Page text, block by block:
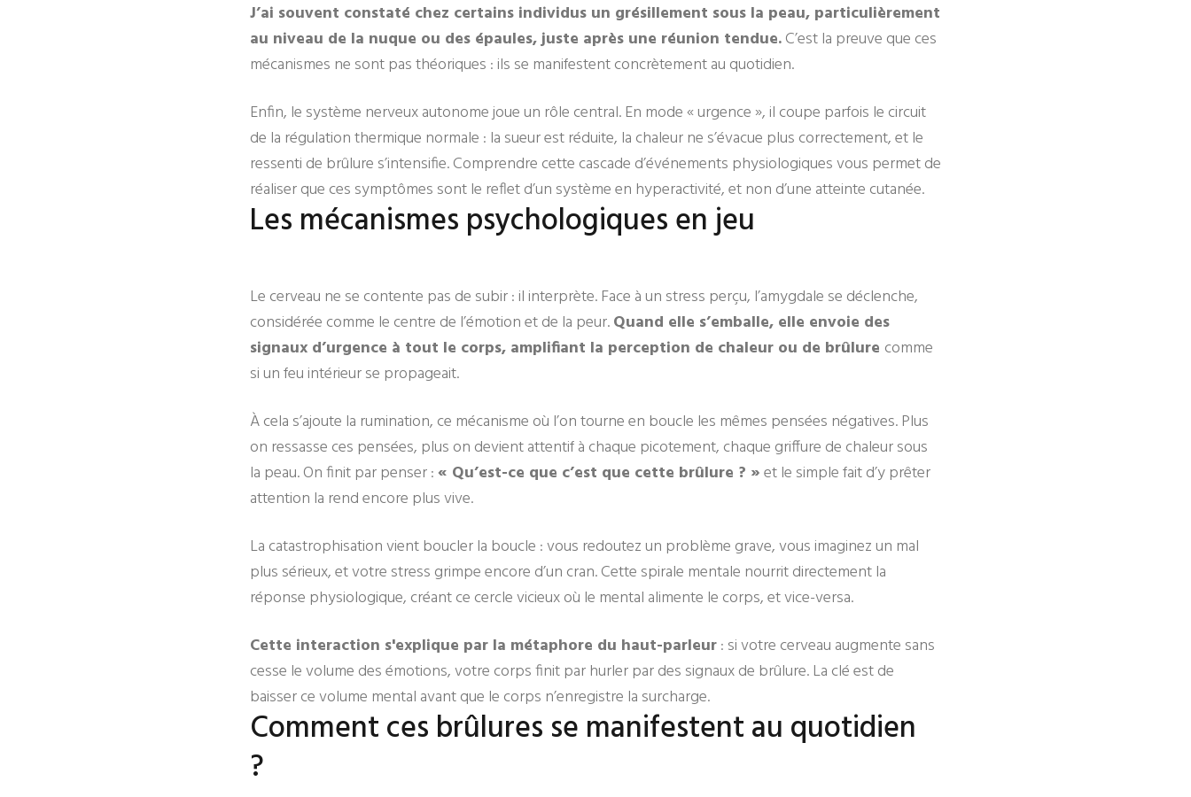
J’ai souvent constaté chez certains individus un grésillement sous la peau, particulièrement
au niveau de la nuque ou des épaules, juste après une réunion tendue.C’est la preuve que ces
mécanismes ne sont pas théoriques : ils se manifestent concrètement au quotidien.
Enfin, le système nerveux autonome joue un rôle central. En mode « urgence », il coupe parfois le circuit
de la régulation thermique normale : la sueur est réduite, la chaleur ne s’évacue plus correctement, et le
ressenti de brûlure s’intensifie. Comprendre cette cascade d’événements physiologiques vous permet de
réaliser que ces symptômes sont le reflet d’un système en hyperactivité, et non d’une atteinte cutanée.
Les mécanismes psychologiques en jeu
Le cerveau ne se contente pas de subir : il interprète. Face à un stress perçu, l’amygdale se déclenche,
considérée comme le centre de l’émotion et de la peur.Quand elle s’emballe, elle envoie des
signaux d’urgence à tout le corps, amplifiant la perception de chaleur ou de brûlure comme
si un feu intérieur se propageait.
À cela s’ajoute la rumination, ce mécanisme où l’on tourne en boucle les mêmes pensées négatives. Plus
on ressasse ces pensées, plus on devient attentif à chaque picotement, chaque griffure de chaleur sous
la peau. On finit par penser : « Qu’est-ce que c’est que cette brûlure ? »et le simple fait d’y prêter
attention la rend encore plus vive.
La catastrophisation vient boucler la boucle : vous redoutez un problème grave, vous imaginez un mal
plus sérieux, et votre stress grimpe encore d’un cran. Cette spirale mentale nourrit directement la
réponse physiologique, créant ce cercle vicieux où le mental alimente le corps, et vice-versa.
Cette interaction s'explique par la métaphore du haut-parleur: si votre cerveau augmente sans
cesse le volume des émotions, votre corps finit par hurler par des signaux de brûlure. La clé est de
baisser ce volume mental avant que le corps n’enregistre la surcharge.
Comment ces brûlures se manifestent au quotidien
?